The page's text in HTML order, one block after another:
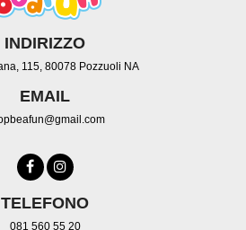
INDIRIZZO
115, 80078 Pozzuoli NA
EMAIL
TELEFONO
081 560 55 20